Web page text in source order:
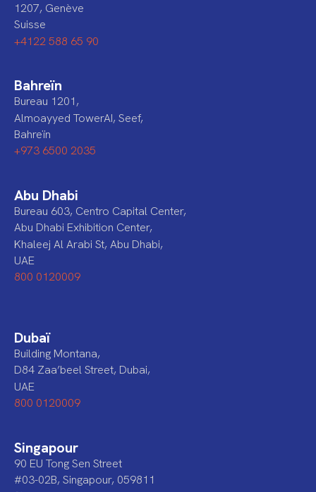
1207, Genève
Suisse
+4122 588 65 90
Bahreïn
Bureau 1201,
Almoayyed TowerAI, Seef,
Bahreïn
+973 6500 2035
Abu Dhabi
Bureau 603, Centro Capital Center,
Abu Dhabi Exhibition Center,
Khaleej Al Arabi St, Abu Dhabi,
UAE
800 0120009
Dubaï
Building Montana,
D84 Zaa’beel Street, Dubai,
UAE
800 0120009
Singapour
90 EU Tong Sen Street
#03-02B, Singapour, 059811